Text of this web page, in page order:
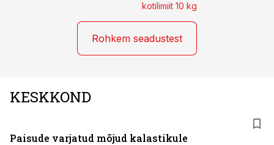
kotilimiit 10 kg
Rohkem seadustest
KESKKOND
Paisude varjatud mõjud kalastikule